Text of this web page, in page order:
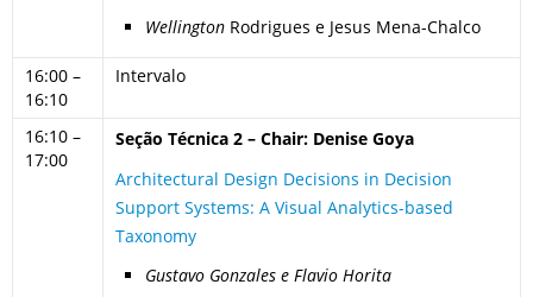
Wellington Rodrigues e Jesus Mena-Chalco
16:00 –
16:10
Intervalo
16:10 –
17:00
Seção Técnica 2 – Chair: Denise Goya
Architectural Design Decisions in Decision
Support Systems: A Visual Analytics-based
Taxonomy
Gustavo Gonzales e Flavio Horita